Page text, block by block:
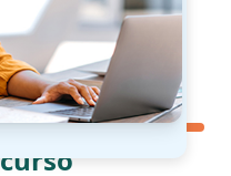
curso